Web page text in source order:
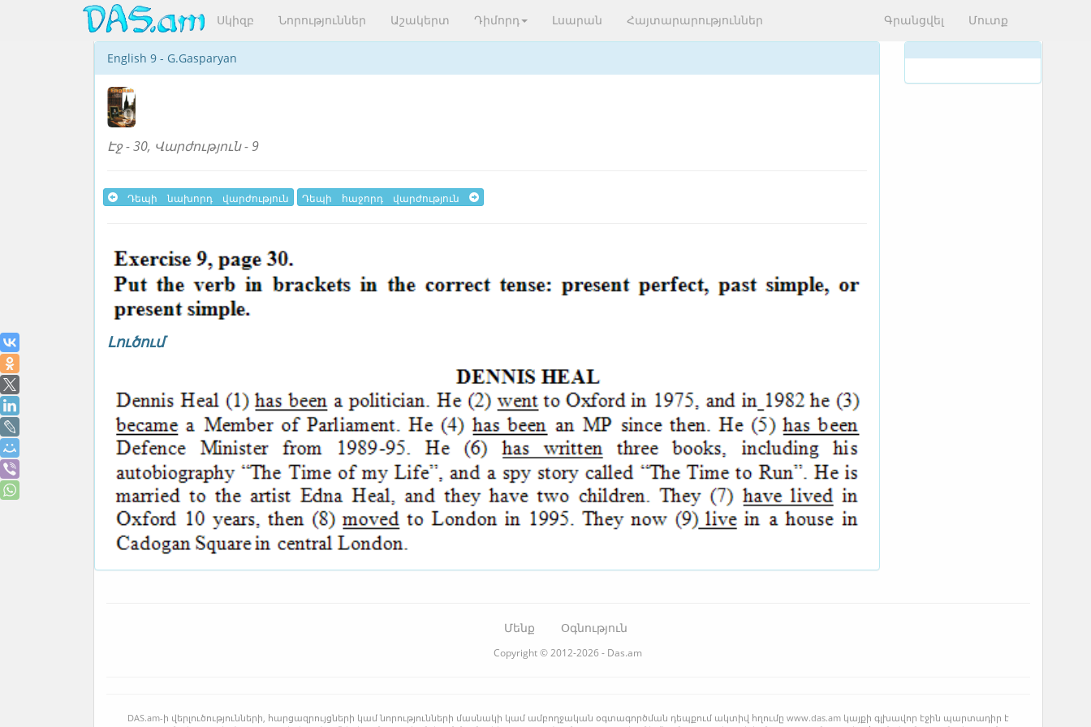
Սկիզբ Նորություններ Աշակերտ Դիմորդ Լսարան Հայտարարություններ Գրանցվել Մուտք
English 9 - G.Gasparyan
Էջ - 30, Վարժություն - 9
Դեպի նախորդ վարժություն Դեպի հաջորդ վարժություն
Լուծում
Մենք Օգնություն
Copyright © 2012-2026 - Das.am
DAS.am-ի վերլուծությունների, հարցազրույցների կամ նորությունների մասնակի կամ ամբողջական օգտագործման դեպքում ակտիվ հղումը www.das.am կայքի գլխավոր էջին պարտադիր է